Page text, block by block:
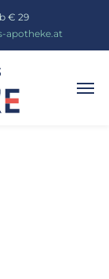
€ 29
apotheke.at